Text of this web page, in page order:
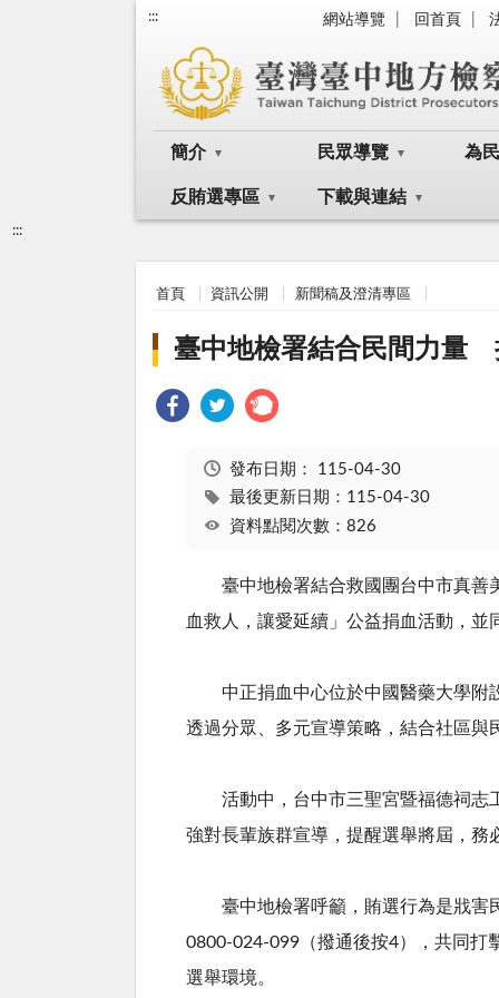
::: 網站導覽 回首頁
簡介 民眾導覽 為
反賄選專區 下載與連結
:::
首頁 資訊公開 新聞稿及澄清專區
臺中地檢署結合民間力量
發布日期： 115-04-30
最後更新日期：115-04-30
資料點閱次數：826
臺中地檢署結合救國團台中市真善
血救人，讓愛延續」公益捐血活動，
中正捐血中心位於中國醫藥大學附設
透過分眾、多元宣導策略，結合社區與
活動中，台中市三聖宮暨福德祠志工
強對長輩族群宣導，提醒選舉將屆，務
臺中地檢署呼籲，賄選行為是戕害民
0800-024-099 （撥通後按4），共同打
選舉環境。